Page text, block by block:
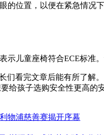
的位置，以便在紧急情
示儿童座椅符合ECE标准
们看完文章后能有所了解
给孩子选购安全性更高
物浦慈善赛揭开序幕